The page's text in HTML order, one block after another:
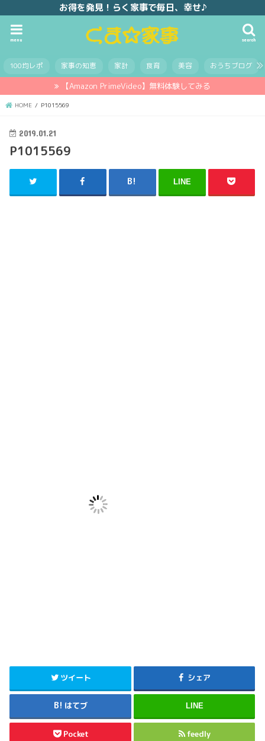
お得を発見！らく家事で毎日、幸せ♪
search
menu
100均レポ 家事の知恵 家計 食育 美容 おうちブログ
【Amazon PrimeVideo】無料体験してみる
HOME P1015569
2019.01.21
P1015569
LINE
ツイート シェア
はてブ LINE
Pocket feedly